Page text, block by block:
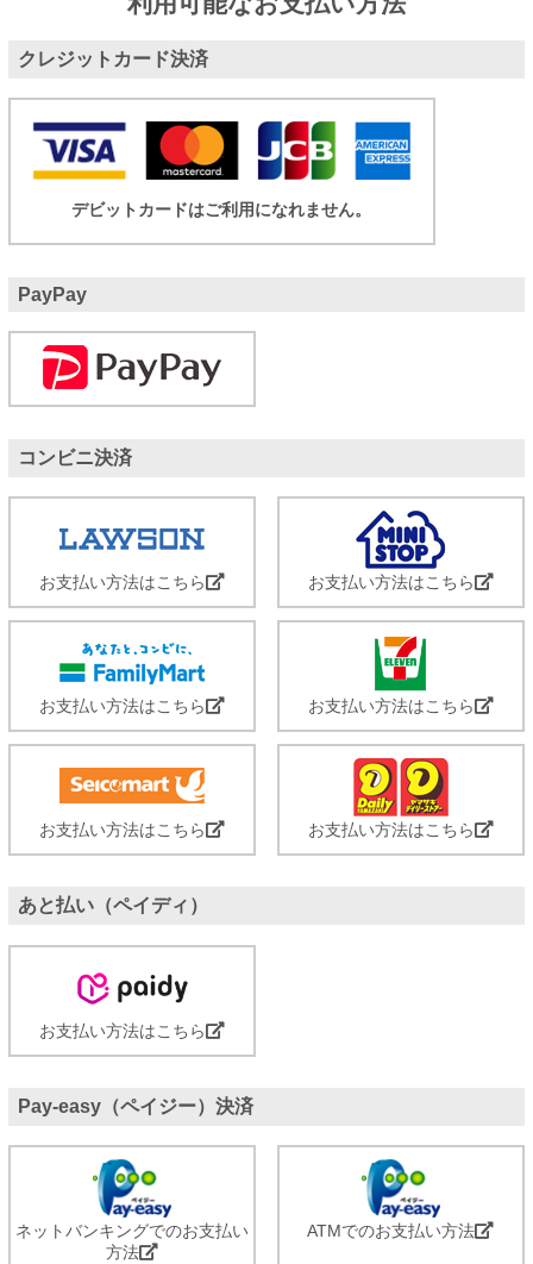
クレジットカード決済
デビットカードはご利用になれません。
PayPay
コンビニ決済
お支払い方法はこちら お支払い方法はこちら
お支払い方法はこちら お支払い方法はこちら
お支払い方法はこちら お支払い方法はこちら
あと払い（ペイディ）
お支払い方法はこちら
Pay-easy（ペイジー）決済
ネットバンキングでのお支払い
方法
ATMでのお支払い方法